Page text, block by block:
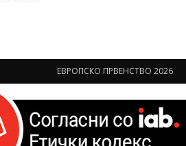
ЕВРОПСКО ПРВЕНСТВО 2026